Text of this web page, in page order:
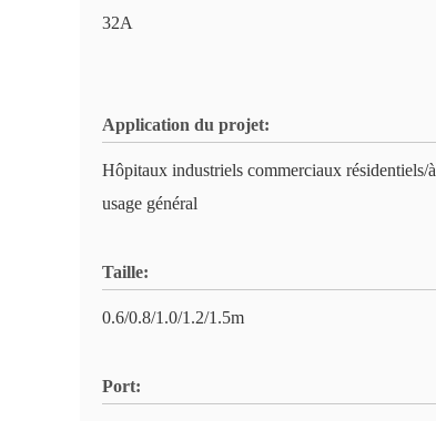
32A
Application du projet:
Hôpitaux industriels commerciaux résidentiels/à
usage général
Taille:
0.6/0.8/1.0/1.2/1.5m
Port: